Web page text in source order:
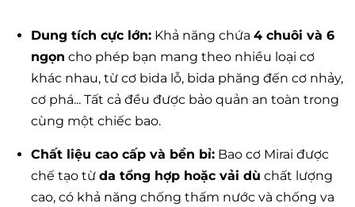
Dung tích cực lớn: Khả năng chứa 4 chuôi và 6
ngọn cho phép bạn mang theo nhiều loại cơ
khác nhau, từ cơ bida lỗ, bida phăng đến cơ nhảy,
cơ phá... Tất cả đều được bảo quản an toàn trong
cùng một chiếc bao.
Chất liệu cao cấp và bền bỉ: Bao cơ Mirai được
chế tạo từ da tổng hợp hoặc vải dù chất lượng
cao, có khả năng chống thấm nước và chống va